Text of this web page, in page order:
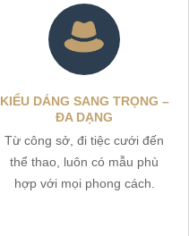
KIỂU DÁNG SANG TRỌNG –
ĐA DẠNG
Từ công sở, đi tiệc cưới đến
thể thao, luôn có mẫu phù
hợp với mọi phong cách.